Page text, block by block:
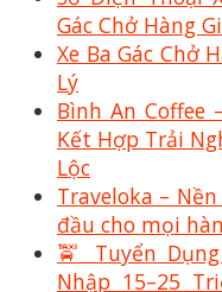
Gác Chở Hàng
Xe Ba Gác Chở
Lý
Bình An Coffee
Kết Hợp Trải
Lộc
Traveloka –
đầu cho mọi
🚖 Tuyển
Nhập 15–25